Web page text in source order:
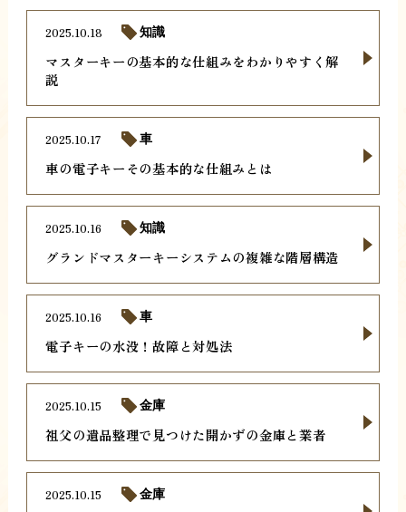
マスターキーの基本的な仕組みをわかりやすく解
説
2025.10.18 知識
車の電子キーその基本的な仕組みとは
2025.10.17 車
グランドマスターキーシステムの複雑な階層構造
2025.10.16 知識
電子キーの水没！故障と対処法
2025.10.16 車
祖父の遺品整理で見つけた開かずの金庫と業者
2025.10.15 金庫
2025.10.15 金庫